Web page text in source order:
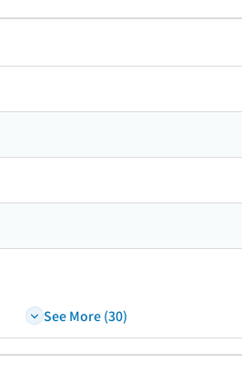
Help Page
table of contents
See More (30)